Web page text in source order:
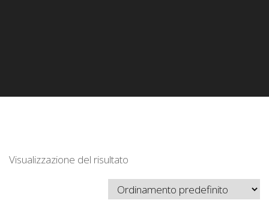
Visualizzazione del risultato